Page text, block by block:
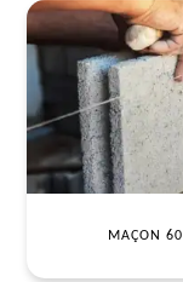
MAÇON 60